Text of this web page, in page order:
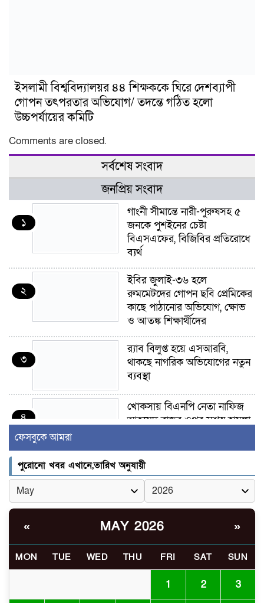
ইসলামী বিশ্ববিদ্যালয়র ৪৪ শিক্ষককে ঘিরে দেশব্যাপী
গোপন তৎপরতার অভিযোগ/ তদন্তে গঠিত হলো
উচ্চপর্যায়ের কমিটি
Comments are closed.
সর্বশেষ সংবাদ
জনপ্রিয় সংবাদ
১
গাংনী সীমান্তে নারী-পুরুষসহ ৫
জনকে পুশইনের চেষ্টা
বিএসএফের, বিজিবির প্রতিরোধে
ব্যর্থ
২
ইবির জুলাই-৩৬ হলে
রুমমেটদের গোপন ছবি প্রেমিকের
কাছে পাঠানোর অভিযোগ, ক্ষোভ
ও আতঙ্ক শিক্ষার্থীদের
৩
র‍্যাব বিলুপ্ত হয়ে এসআরবি,
থাকছে নাগরিক অভিযোগের নতুন
ব্যবস্থা
৪
খোকসায় বিএনপি নেতা নাফিজ
আহমেদ রাজুর ওপর সশস্ত্র হামলা,
৫
সাঈদীর ছবিতে জুতা
নিক্ষেপকারীরা ‘জারজ সন্তান’:
আমির হামজা
৬
ইসলামী বিশ্ববিদ্যালয়র ৪৪
তৎপরতার অভিযোগ/ তদন্তে
গঠিত হলো উচ্চপর্যায়ের কমিটি
মাত্র ৯১ টন ভারতীয় মরিচেই
ফেসবুকে আমরা
পুরোনো খবর এখানে,তারিখ অনুযায়ী
« MAY 2026 »
MON TUE WED THU FRI SAT SUN
1 2 3